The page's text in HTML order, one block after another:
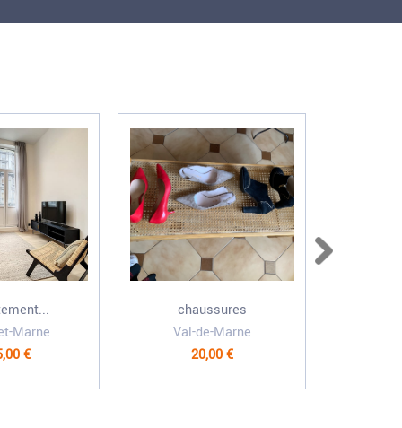
Marne
€
chaussures
Val-de-Marne
20,00 €